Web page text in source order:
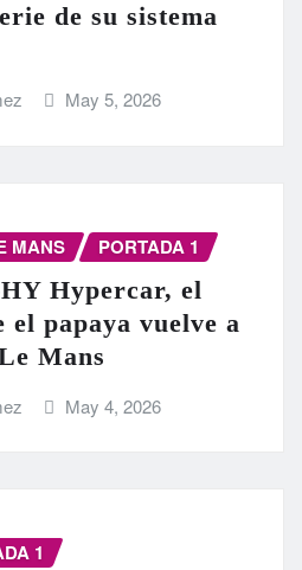
de su sistema
May 5, 2026
MANS PORTADA 1
Hypercar, el
el papaya vuelve a
Mans
May 4, 2026
1